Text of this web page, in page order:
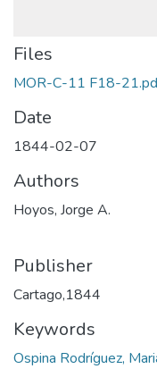
Files
MOR-C-11 F18-
Date
1844-02-07
Authors
Hoyos, Jorge A.
Publisher
Cartago,1844
Keywords
Ospina Rodríguez,